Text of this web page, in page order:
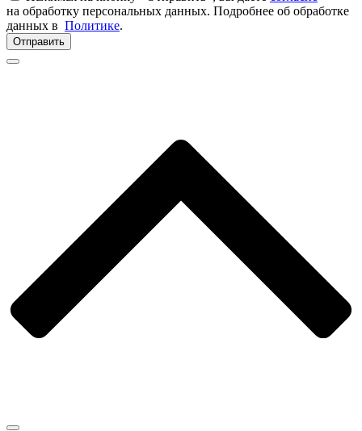
на обработку персональных данных. Подробнее об обработке
данных в Политике.
Отправить